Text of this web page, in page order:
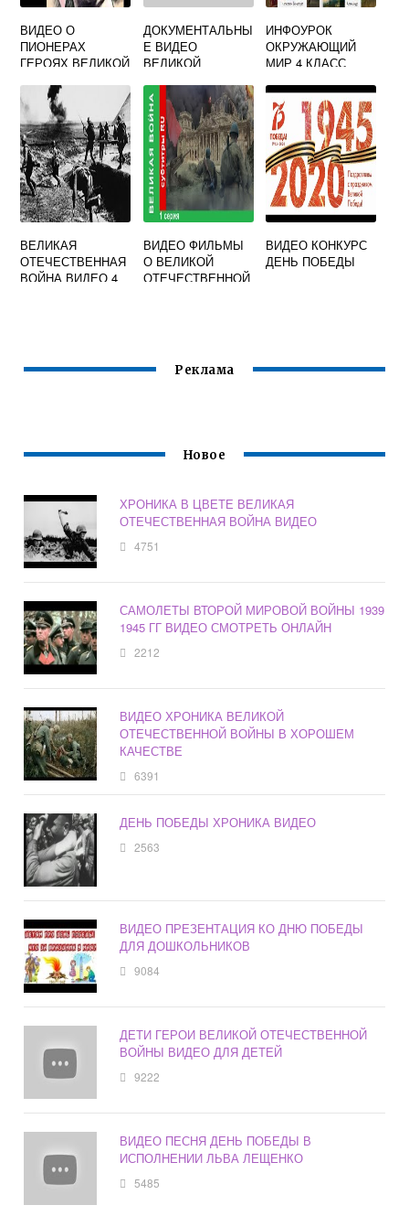
ВИДЕО О
ПИОНЕРАХ
ГЕРОЯХ ВЕЛИКОЙ
ВОЙНЫ
ДОКУМЕНТАЛЬНЫ
Е ВИДЕО
ВЕЛИКОЙ
ВОЙНЫ 1941 1945
ИНФОУРОК
ОКРУЖАЮЩИЙ
МИР 4 КЛАСС
ВЕЛИКАЯ
ОТЕЧЕСТВЕННАЯ
ВОЙНА
ВЕЛИКАЯ
ОТЕЧЕСТВЕННАЯ
ВОЙНА ВИДЕО 4
ВИДЕО ФИЛЬМЫ
О ВЕЛИКОЙ
ОТЕЧЕСТВЕННОЙ
ВИДЕО КОНКУРС
ДЕНЬ ПОБЕДЫ
Реклама
Новое
ХРОНИКА В ЦВЕТЕ ВЕЛИКАЯ
ОТЕЧЕСТВЕННАЯ ВОЙНА ВИДЕО
4751
САМОЛЕТЫ ВТОРОЙ МИРОВОЙ ВОЙНЫ 1939
1945 ГГ ВИДЕО СМОТРЕТЬ ОНЛАЙН
2212
ВИДЕО ХРОНИКА ВЕЛИКОЙ
ОТЕЧЕСТВЕННОЙ ВОЙНЫ В ХОРОШЕМ
КАЧЕСТВЕ
6391
ДЕНЬ ПОБЕДЫ ХРОНИКА ВИДЕО
2563
ВИДЕО ПРЕЗЕНТАЦИЯ КО ДНЮ ПОБЕДЫ
ДЛЯ ДОШКОЛЬНИКОВ
9084
ДЕТИ ГЕРОИ ВЕЛИКОЙ ОТЕЧЕСТВЕННОЙ
ВОЙНЫ ВИДЕО ДЛЯ ДЕТЕЙ
9222
ВИДЕО ПЕСНЯ ДЕНЬ ПОБЕДЫ В
ИСПОЛНЕНИИ ЛЬВА ЛЕЩЕНКО
5485